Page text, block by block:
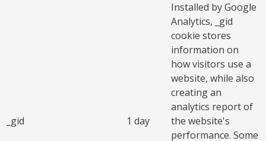
_gid 1 day
Installed by Google
Analytics, _gid
cookie stores
information on
how visitors use a
website, while also
creating an
analytics report of
the website's
performance. Some